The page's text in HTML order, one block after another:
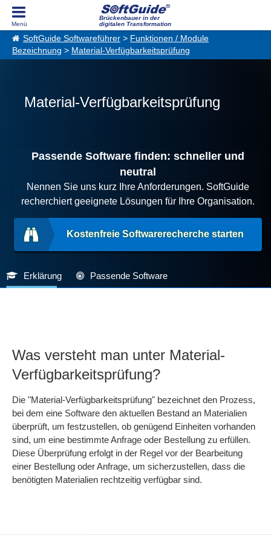
Brückenbauer in der
digitalen Transformation
SoftGuide Softwareführer > Funktionen / Module
Bezeichnung > Material-Verfügbarkeitsprüfung
Material-Verfügbarkeitsprüfung
Passende Software finden: schneller und
neutral
Nennen Sie uns kurz Ihre Anforderungen. SoftGuide
recherchiert geeignete Lösungen für Ihre Organisation.
Kostenfreie Softwarerecherche starten
Erklärung Passende Software
Was versteht man unter Material-
Verfügbarkeitsprüfung?
Die "Material-Verfügbarkeitsprüfung" bezeichnet den Prozess,
bei dem eine Software den aktuellen Bestand an Materialien
überprüft, um festzustellen, ob genügend Einheiten vorhanden
sind, um eine bestimmte Anfrage oder Bestellung zu erfüllen.
Diese Überprüfung erfolgt in der Regel vor der Bearbeitung
einer Bestellung oder Anfrage, um sicherzustellen, dass die
benötigten Materialien rechtzeitig verfügbar sind.